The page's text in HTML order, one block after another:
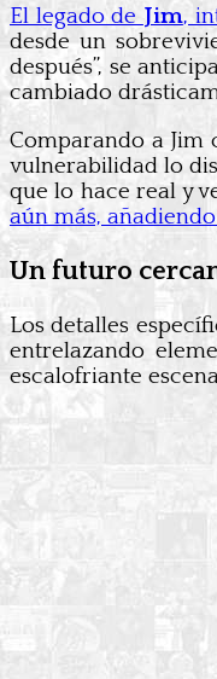
El legado de Jim,
desde un
después”, se
cambiado
Comparando a Jim
vulnerabilidad lo
que lo hace real y
aún más,
Un futuro
Los detalles
entrelazando
escalofriante